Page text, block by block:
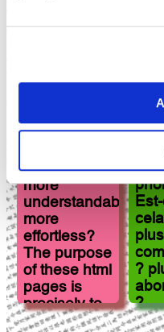
shuöwénjiêzì
zìhuì, that
pictophonetic…
make them
more
understandable?
more
effortless?
The purpose
of these html
pages is
precisely to
allow a
plus
?
?
Le